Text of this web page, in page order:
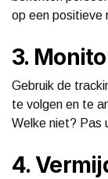
op een positieve
3.
Gebruik de
te volgen en te
Welke niet? Pas
4.